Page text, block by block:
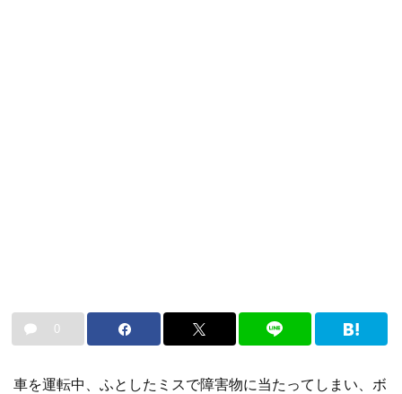
0
車を運転中、ふとしたミスで障害物に当たってしまい、ボ